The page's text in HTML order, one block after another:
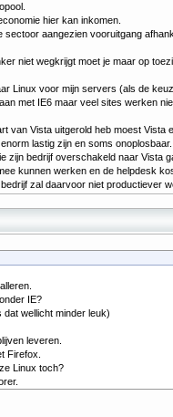
hier kan inkomen.
aangezien vooruitgang
niet wegkrijgt moet je maar op
Linux voor mijn servers (als de
met IE6 maar veel sites werken
van Vista uitgerold heb moest Vista
lastig zijn en soms
zijn bedrijf overschakeld naar Vista
kunnen werken en de helpdesk
zal daarvoor niet productiever
IE?
wellicht minder leuk)
leveren.
Firefox.
Linux toch?